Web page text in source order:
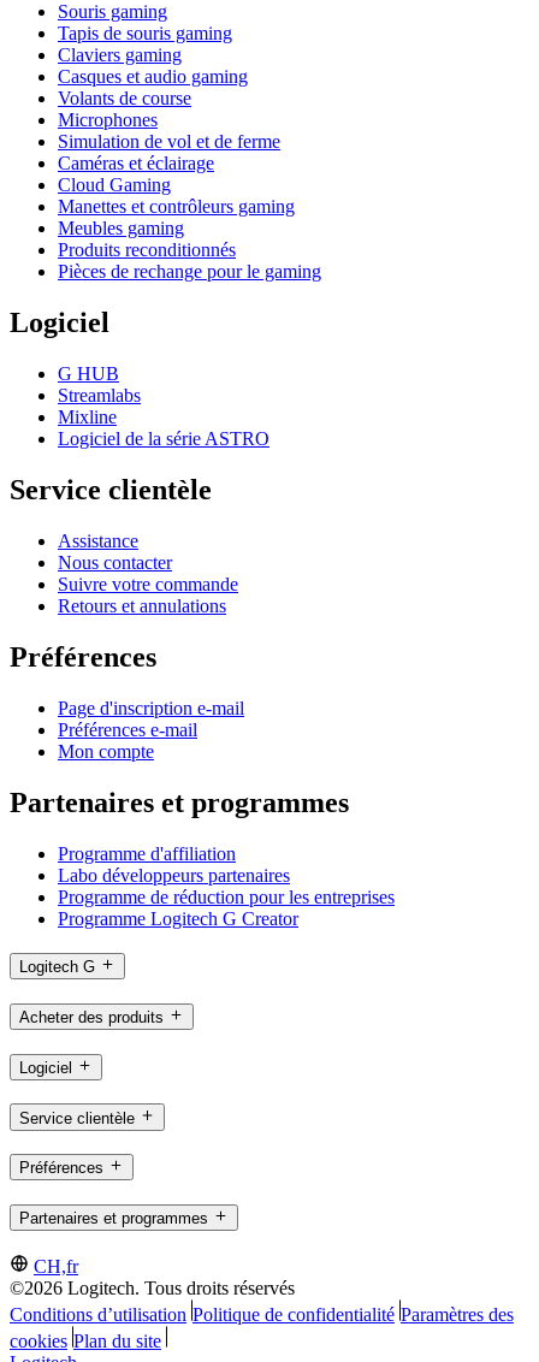
Souris gaming
Tapis de souris gaming
Claviers gaming
Casques et audio gaming
Volants de course
Microphones
Simulation de vol et de ferme
Caméras et éclairage
Cloud Gaming
Manettes et contrôleurs gaming
Meubles gaming
Produits reconditionnés
Pièces de rechange pour le gaming
Logiciel
G HUB
Streamlabs
Mixline
Logiciel de la série ASTRO
Service clientèle
Assistance
Nous contacter
Suivre votre commande
Retours et annulations
Préférences
Page d'inscription e-mail
Préférences e-mail
Mon compte
Partenaires et programmes
Programme d'affiliation
Labo développeurs partenaires
Programme de réduction pour les entreprises
Programme Logitech G Creator
Logitech G
Acheter des produits
Logiciel
Service clientèle
Préférences
Partenaires et programmes
CH,fr
©2026 Logitech. Tous droits réservés
Conditions d’utilisation Politique de confidentialité Paramètres des
cookies Plan du site